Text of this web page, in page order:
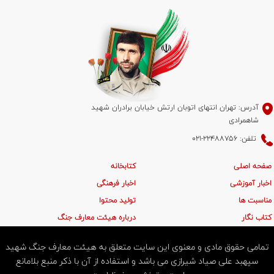
آدرس: تهران انتهای اتوبان ارتش خیابان برادران شهید
شاهمرادی
تلفن: 22488756-021
صفحه اصلی
کتابخانه
اخبار آموزشی
اخبار فرهنگی
مناسبت ها
تولید محتوا
کتاب نگار
درباره هیئت معارف جنگ
تمامی حقوق مادی و معنوی این سایت متعلق به هیئت معارف جنگ شهید
سپهبد علی صیاد شیرازی می باشد و استفاده از آن با ذکر منبع بلامانع